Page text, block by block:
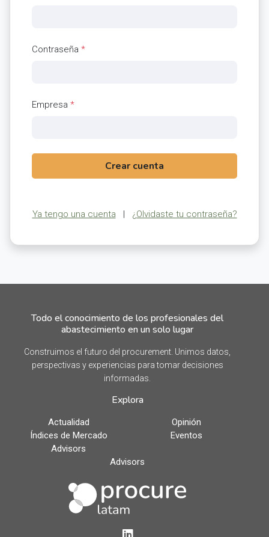
Contraseña *
Empresa *
Crear cuenta
Ya tengo una cuenta | ¿Olvidaste tu contraseña?
Todo el conocimiento de los profesionales del
abastecimiento en un solo lugar
Construimos el futuro del procurement. Unimos datos,
perspectivas y experiencias para tomar decisiones
informadas.
Explora
Actualidad
Opinión
Índices de Mercado
Eventos
Advisors
Advisors
LinkedIn